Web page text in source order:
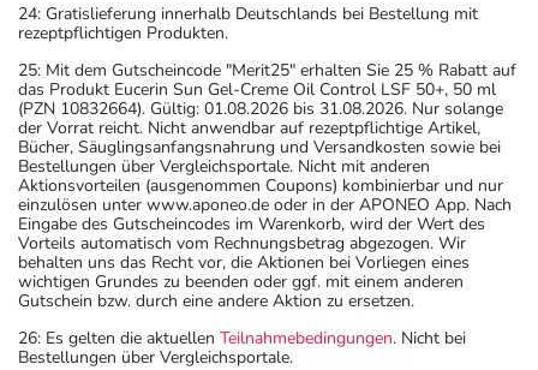
24: Gratislieferung innerhalb Deutschlands bei Bestellung mit
rezeptpflichtigen Produkten.
25: Mit dem Gutscheincode "Merit25" erhalten Sie 25 % Rabatt auf
das Produkt Eucerin Sun Gel-Creme Oil Control LSF 50+, 50 ml
(PZN 10832664). Gültig: 01.08.2026 bis 31.08.2026. Nur solange
der Vorrat reicht. Nicht anwendbar auf rezeptpflichtige Artikel,
Bücher, Säuglingsanfangsnahrung und Versandkosten sowie bei
Bestellungen über Vergleichsportale. Nicht mit anderen
Aktionsvorteilen (ausgenommen Coupons) kombinierbar und nur
einzulösen unter www.aponeo.de oder in der APONEO App. Nach
Eingabe des Gutscheincodes im Warenkorb, wird der Wert des
Vorteils automatisch vom Rechnungsbetrag abgezogen. Wir
behalten uns das Recht vor, die Aktionen bei Vorliegen eines
wichtigen Grundes zu beenden oder ggf. mit einem anderen
Gutschein bzw. durch eine andere Aktion zu ersetzen.
26: Es gelten die aktuellen Teilnahmebedingungen. Nicht bei
Bestellungen über Vergleichsportale.